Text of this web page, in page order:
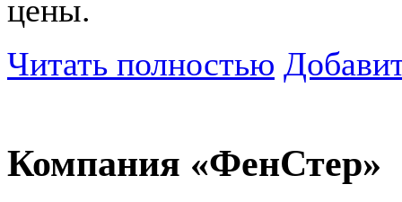
цены.
Читать полностью
Компания «ФенСтер»